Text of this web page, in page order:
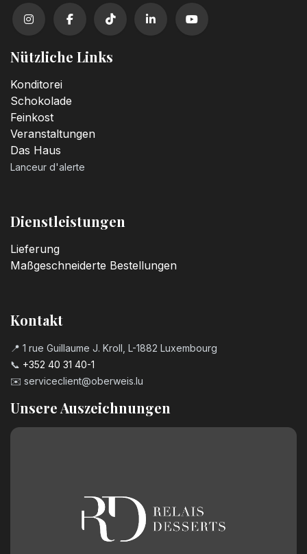
Nützliche Links
Konditorei
Schokolade
Feinkost
Veranstaltungen
Das Haus
Lanceur d'alerte
Dienstleistungen
Lieferung
Maßgeschneiderte Bestellungen
Kontakt
📍 1 rue Guillaume J. Kroll, L-1882 Luxembourg
📞 +352 40 31 40-1
✉️ serviceclient@oberweis.lu
Unsere Auszeichnungen